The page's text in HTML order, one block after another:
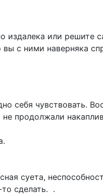
или решите
с ними наверняка
чувствовать.
продолжали
суета,
сделать. .